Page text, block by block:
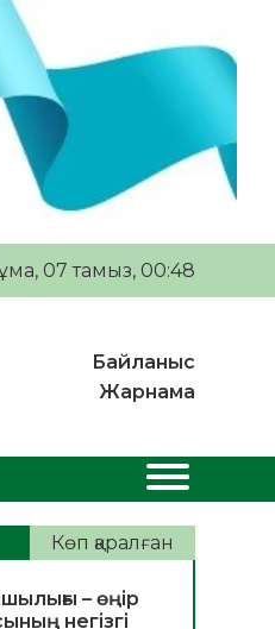
07 тамыз, 00:48
Байланыс
Жарнама
Көп қаралған
– өңір
негізгі